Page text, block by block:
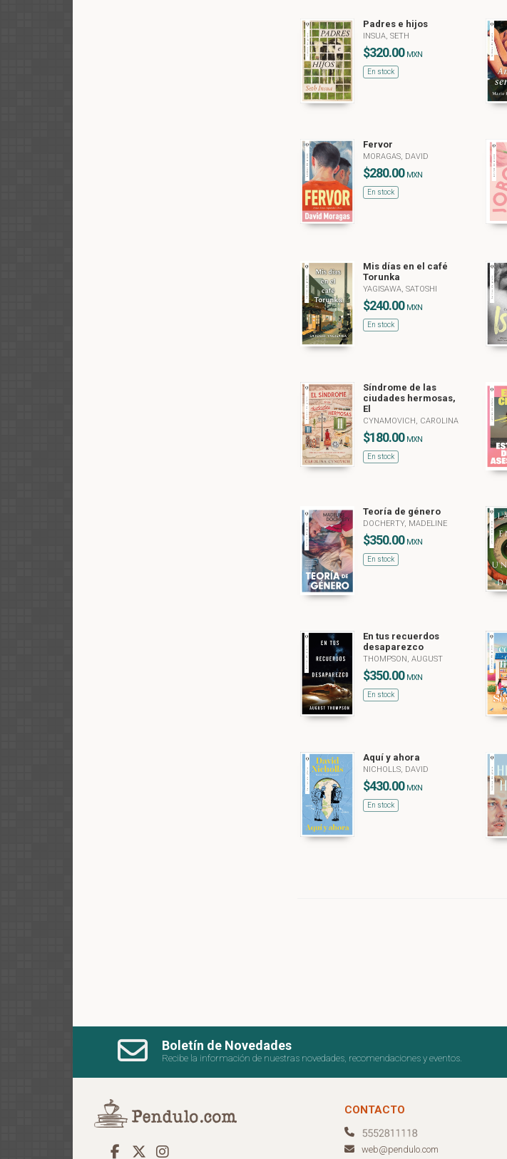
Padres e hijos
INSUA, SETH
$320.00 MXN
En stock
Fervor
MORAGAS, DAVID
$280.00 MXN
En stock
Mis días en el café
Torunka
YAGISAWA, SATOSHI
$240.00 MXN
En stock
Síndrome de las
ciudades hermosas,
El
CYNAMOVICH, CAROLINA
$180.00 MXN
En stock
Teoría de género
DOCHERTY, MADELINE
$350.00 MXN
En stock
En tus recuerdos
desaparezco
THOMPSON, AUGUST
$350.00 MXN
En stock
Aquí y ahora
NICHOLLS, DAVID
$430.00 MXN
En stock
Boletín de Novedades
Recibe la información de nuestras novedades, recomendaciones y eventos.
CONTACTO
web@pendulo.com